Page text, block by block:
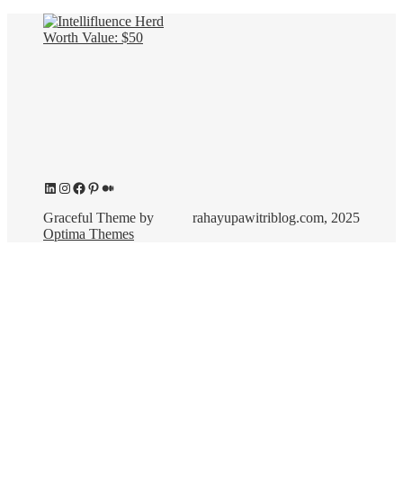
LinkedIn
Instagram
Facebook
Pinterest
Medium
rahayupawitriblog.com, 2025
Graceful Theme by
Optima Themes